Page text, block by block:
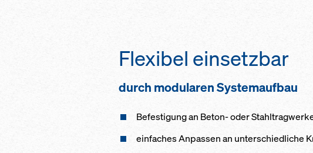
Flexibel einsetzbar
durch modularen Systemaufbau
Befestigung an Beton- oder
einfaches Anpassen an unterschiedliche